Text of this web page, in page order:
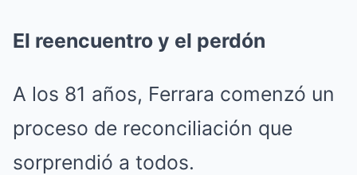
El reencuentro y el perdón
A los 81 años, Ferrara comenzó un
proceso de reconciliación que
sorprendió a todos.